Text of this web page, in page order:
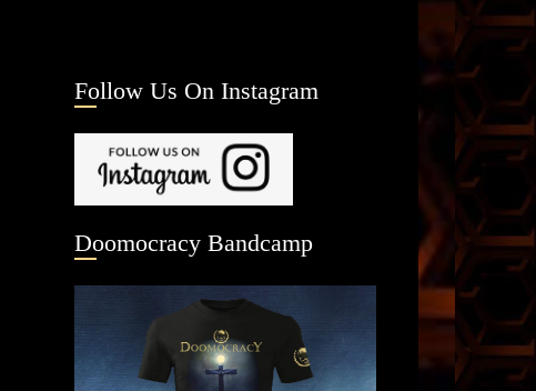
Follow Us On Instagram
Doomocracy Bandcamp